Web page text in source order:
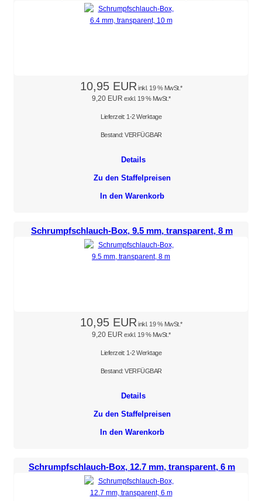
10,95 EUR inkl. 19 % MwSt.*
9,20 EUR exkl. 19 % MwSt.*
Lieferzeit: 1-2 Werktage
Bestand: VERFÜGBAR
Details
Zu den Staffelpreisen
In den Warenkorb
Schrumpfschlauch-Box, 9.5 mm, transparent, 8 m
10,95 EUR inkl. 19 % MwSt.*
9,20 EUR exkl. 19 % MwSt.*
Lieferzeit: 1-2 Werktage
Bestand: VERFÜGBAR
Details
Zu den Staffelpreisen
In den Warenkorb
Schrumpfschlauch-Box, 12.7 mm, transparent, 6 m